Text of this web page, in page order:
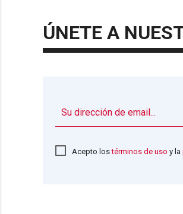
ÚNETE A
Acepto lostérminos de uso y la